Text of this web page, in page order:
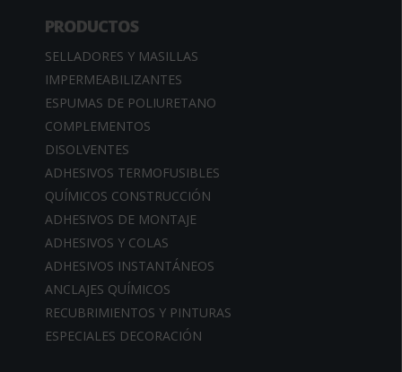
PRODUCTOS
SELLADORES Y MASILLAS
IMPERMEABILIZANTES
ESPUMAS DE POLIURETANO
COMPLEMENTOS
DISOLVENTES
ADHESIVOS TERMOFUSIBLES
QUÍMICOS CONSTRUCCIÓN
ADHESIVOS DE MONTAJE
ADHESIVOS Y COLAS
ADHESIVOS INSTANTÁNEOS
ANCLAJES QUÍMICOS
RECUBRIMIENTOS Y PINTURAS
ESPECIALES DECORACIÓN